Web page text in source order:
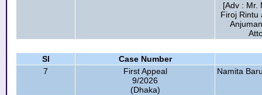
[Adv : Mr.
Firoj Rintu
Sl
Case Number
7
First Appeal
9/2026
(Dhaka)
Namita